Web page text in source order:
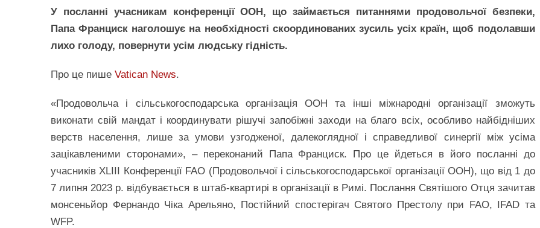
У посланні учасникам конференції ООН, що займається питаннями продовольчої безпеки,
Папа Франциск наголошує на необхідності скоординованих зусиль усіх країн, щоб подолавши
лихо голоду, повернути усім людську гідність.
Про це пише Vatican News.
«Продовольча і сільськогосподарська організація ООН та інші міжнародні організації зможуть
виконати свій мандат і координувати рішучі запобіжні заходи на благо всіх, особливо найбідніших
верств населення, лише за умови узгодженої, далекоглядної і справедливої синергії між усіма
зацікавленими сторонами», – переконаний Папа Франциск. Про це йдеться в його посланні до
учасників XLIII Конференції FAO (Продовольчої і сільськогосподарської організації ООН), що від 1 до
7 липня 2023 р. відбувається в штаб-квартирі в організації в Римі. Послання Святішого Отця зачитав
монсеньйор Фернандо Чіка Арельяно, Постійний спостерігач Святого Престолу при FAO, IFAD та
WFP.